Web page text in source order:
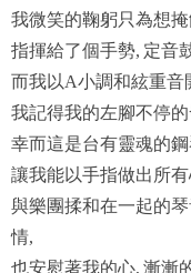
我微笑的鞠躬只為想
指揮給了個手勢, 定音
而我以A小調和絃重音
我記得我的左腳不停
幸而這是台有靈魂的
讓我能以手指做出所
與樂團揉和在一起的
情,
也安慰著我的心, 漸漸